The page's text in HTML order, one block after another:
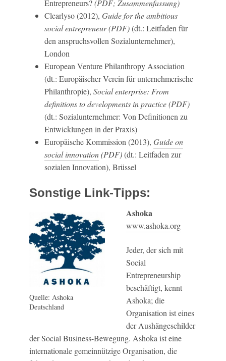
Entrepreneurs?(PDF; Zusammenfassung)
Clearlyso (2012), Guide for the ambitious
social entrepreneur(PDF)(dt.: Leitfaden für
den anspruchsvollen Sozialunternehmer),
London
European Venture Philanthropy Association
(dt.: Europäischer Verein für unternehmerische
Philanthropie), Social enterprise: From
definitions to developments in practice(PDF)
(dt.: Sozialunternehmer: Von Definitionen zu
Entwicklungen in der Praxis)
Europäische Kommission (2013), Guide on
social innovation(PDF)(dt.: Leitfaden zur
sozialen Innovation), Brüssel
Sonstige Link-Tipps:
Quelle: Ashoka
Deutschland
Ashoka
www.ashoka.org
Jeder, der sich mit
Social
Entrepreneurship
beschäftigt, kennt
Ashoka; die
Organisation ist eines
der Aushängeschilder
der Social Business-Bewegung. Ashoka ist eine
internationale gemeinnützige Organisation, die